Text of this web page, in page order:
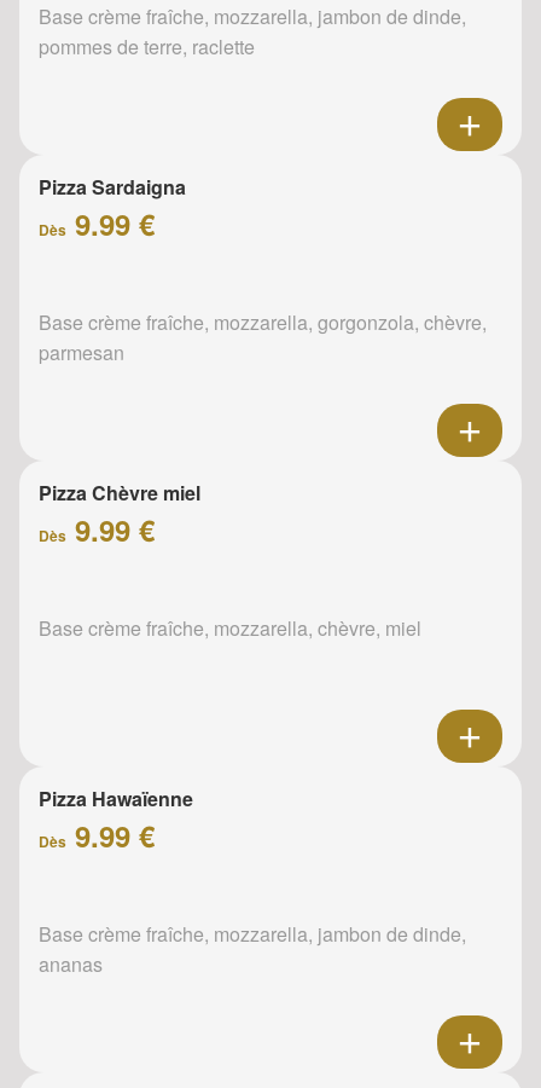
Base crème fraîche, mozzarella, jambon de dinde,
pommes de terre, raclette
Pizza Sardaigna
Dès 9.99 €
Base crème fraîche, mozzarella, gorgonzola, chèvre,
parmesan
Pizza Chèvre miel
Dès 9.99 €
Base crème fraîche, mozzarella, chèvre, miel
Pizza Hawaïenne
Dès 9.99 €
Base crème fraîche, mozzarella, jambon de dinde,
ananas